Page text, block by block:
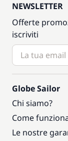
NEWSLETTER
Offerte
iscriviti
Globe Sailor
Chi siamo?
Come
Le nostre